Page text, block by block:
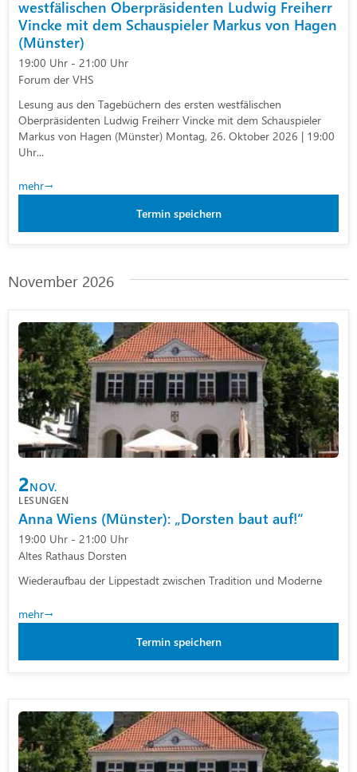
westfälischen Oberpräsidenten Ludwig Freiherr
Vincke mit dem Schauspieler Markus von Hagen
(Münster)
19:00 Uhr - 21:00 Uhr
Forum der VHS
Lesung aus den Tagebüchern des ersten westfälischen
Oberpräsidenten Ludwig Freiherr Vincke mit dem Schauspieler
Markus von Hagen (Münster) Montag, 26. Oktober 2026 | 19:00
Uhr...
mehr
Termin speichern
November 2026
2NOV.
LESUNGEN
Anna Wiens (Münster): „Dorsten baut auf!“
19:00 Uhr - 21:00 Uhr
Altes Rathaus Dorsten
Wiederaufbau der Lippestadt zwischen Tradition und Moderne
mehr
Termin speichern